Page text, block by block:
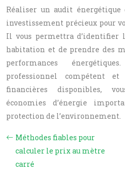
Réaliser un audit
investissement précieux pour
Il vous permettra d’identifier
habitation et de prendre des
performances
professionnel compétent
financières disponibles,
économies d’énergie
protection de l’environnement.
Méthodes fiables pour
calculer le prix au mètre
carré